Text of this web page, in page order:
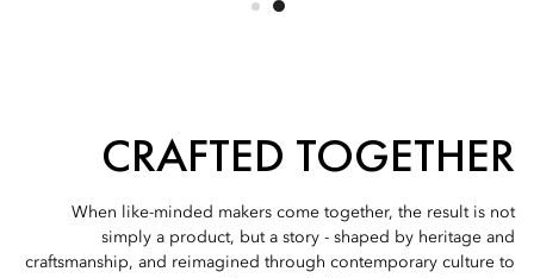
CRAFTED TOGETHER
When like-minded makers come together, the result is not
simply a product, but a story - shaped by heritage and
craftsmanship, and reimagined through contemporary culture to